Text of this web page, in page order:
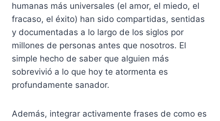
humanas más universales (el amor, el miedo, el
fracaso, el éxito) han sido compartidas, sentidas
y documentadas a lo largo de los siglos por
millones de personas antes que nosotros. El
simple hecho de saber que alguien más
sobrevivió a lo que hoy te atormenta es
profundamente sanador.
Además, integrar activamente frases de como es